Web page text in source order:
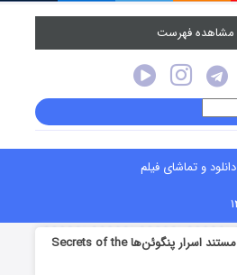
مشاهده فهرست
دانلود و تماشای فیلم
دانلود مستند اسرار پنگوئن‌ها Secrets of the